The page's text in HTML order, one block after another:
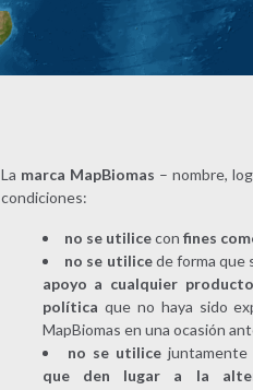
La marca MapBiomas – nombre,
condiciones:
no se utilicecon fines
no se utilicede forma que
apoyo a cualquier
política que no haya sido
MapBiomas en una ocasión
no se utilicejuntamente
que den lugar a la